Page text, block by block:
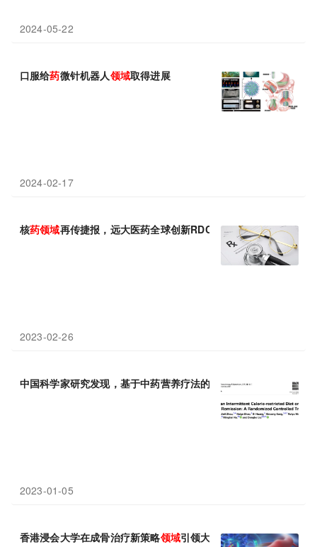
2024-05-22
口服给药微针机器人领域取得进展
2024-02-17
核药领域再传捷报，远大医药全球创新RDC药物ITM-11国内IND获
2023-02-26
中国科学家研究发现，基于中药营养疗法的间歇性断食 ，让近一
2023-01-05
香港浸会大学在成骨治疗新策略领域引领大学-企业协同创新：从